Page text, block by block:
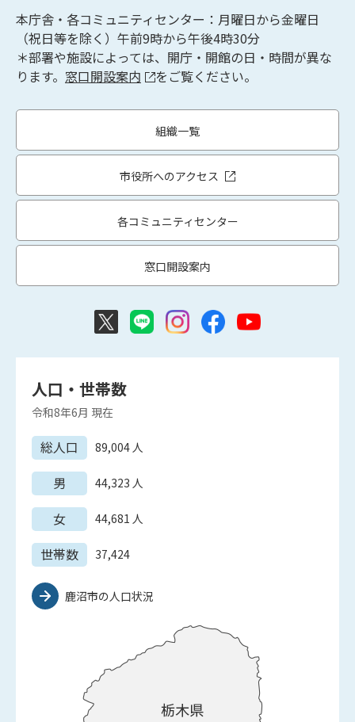
本庁舎・各コミュニティセンター：月曜日から金曜日
（祝日等を除く）午前9時から午後4時30分
＊部署や施設によっては、開庁・開館の日・時間が異な
ります。 窓口開設案内 をご覧ください。
組織一覧
市役所へのアクセス
各コミュニティセンター
窓口開設案内
人口・世帯数
令和8年6月 現在
総人口 89,004 人
男 44,323 人
女 44,681 人
世帯数 37,424
鹿沼市の人口状況